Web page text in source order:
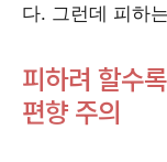
다. 그런데 피하
피하려 할수
편향 주의